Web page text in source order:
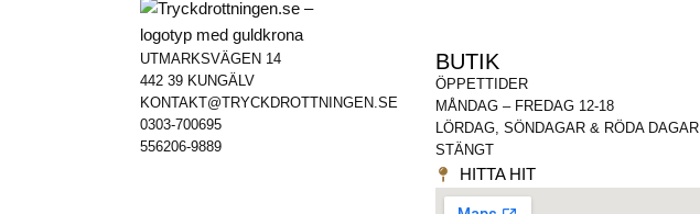
UTMARKSVÄGEN 14
442 39 KUNGÄLV
KONTAKT@TRYCKDROTTNINGEN.SE
0303-700695
556206-9889
BUTIK
ÖPPETTIDER
MÅNDAG – FREDAG 12-18
LÖRDAG, SÖNDAGAR & RÖDA DAGAR
STÄNGT
HITTA HIT